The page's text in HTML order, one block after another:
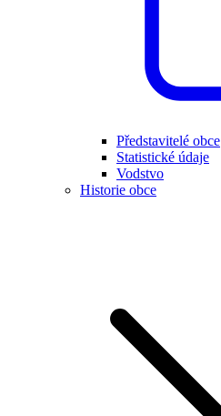
Představitelé obce
Statistické údaje
Vodstvo
Historie obce